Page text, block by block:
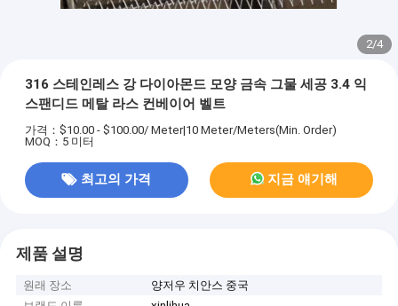
2/4
316 스테인레스 강 다이아몬드 모양 금속 그물 세공 3.4 익
스팬디드 메탈 라스 컨베이어 벨트
가격：$10.00 - $100.00/ Meter|10 Meter/Meters(Min. Order)
MOQ：5 미터
최고의 가격 지금 얘기해
제품 설명
원래 장소
양저우 치안스 중국